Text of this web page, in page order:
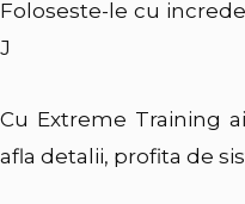
Foloseste-le cu
J
Cu Extreme Training
afla detalii, profita de